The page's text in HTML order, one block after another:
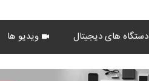
دستگاه های دیجیتال ویدیو ها